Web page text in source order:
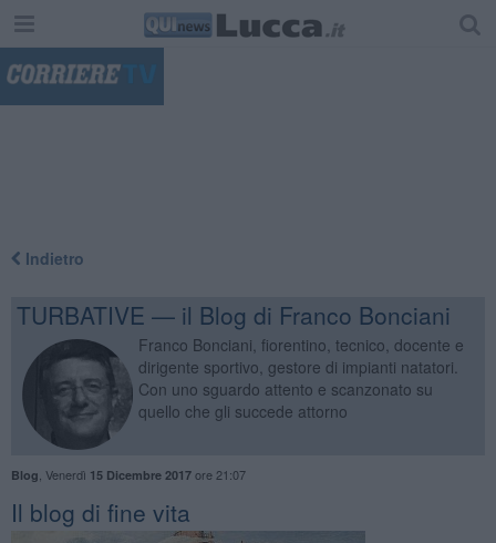
Indietro
TURBATIVE — il Blog di Franco Bonciani
Franco Bonciani, fiorentino, tecnico, docente e
dirigente sportivo, gestore di impianti natatori.
Con uno sguardo attento e scanzonato su
quello che gli succede attorno
Blog Venerdì 15 Dicembre 2017ore 21:07
Il blog di fine vita